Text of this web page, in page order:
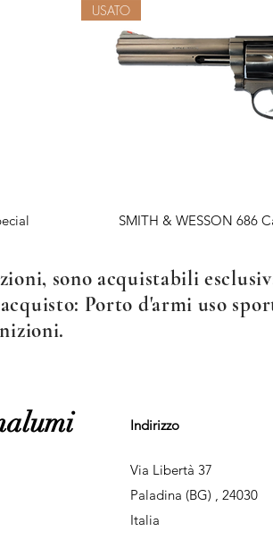
Vista
USATO
SMITH & WESSON 686
sono acquistabili
Porto d'armi uso
Indirizzo
Via Libertà 37
Paladina (BG) , 24030
Italia